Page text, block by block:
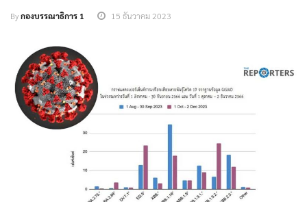
Byกองบรรณาธิการ 1 15 ธันวาคม 2023